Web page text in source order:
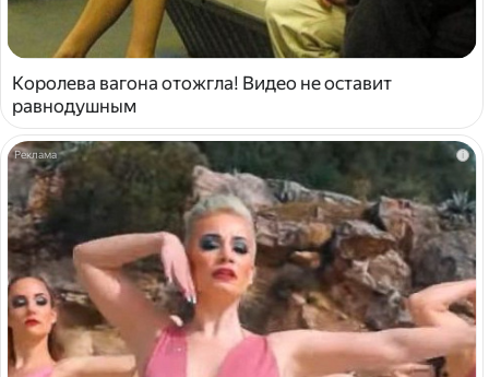
Королева вагона отожгла! Видео не оставит
равнодушным
i